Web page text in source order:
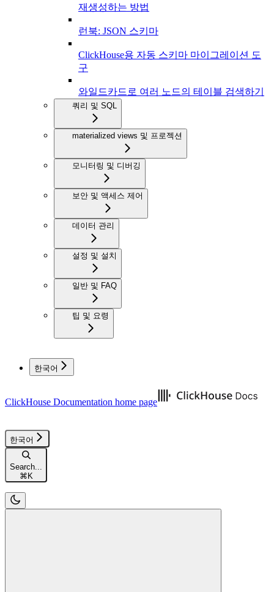
재생성하는 방법
런북: JSON 스키마
ClickHouse용 자동 스키마 마이그레이션 도
구
와일드카드로 여러 노드의 테이블 검색하기
쿼리 및 SQL
materialized views 및 프로젝션
모니터링 및 디버깅
보안 및 액세스 제어
데이터 관리
설정 및 설치
일반 및 FAQ
팁 및 요령
한국어
ClickHouse Documentation home page
한국어
Search...
⌘ K